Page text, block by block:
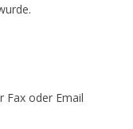
Fax oder Email